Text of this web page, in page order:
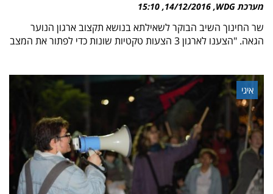
מערכת WDG 14/12/2016
15:10
שר החינוך השיב הבוקר לשאילתא בנושא תקצוב ארגון הנוער
הגאה. "הצענו לארגון 3 הצעות טקטיות שונות כדי לפתור את המצב
איגי